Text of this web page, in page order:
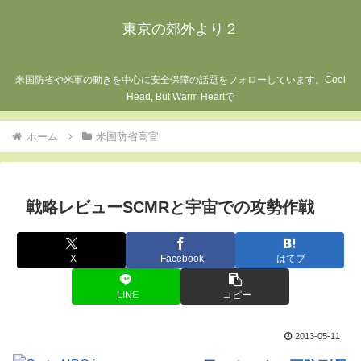
東京の郊外より２
米国防省や米軍の動きを中心に安全保障の話題をフォローしています。Cool
Head, But Warm Heartで
ホーム 米国防省高官
戦略レビューSCMRと宇宙での攻勢作戦
X Facebook はてブ
LINE コピー
2013-05-11